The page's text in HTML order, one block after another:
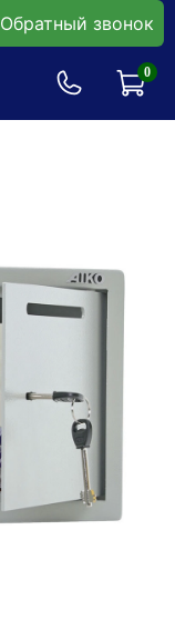
Обратный звонок
0